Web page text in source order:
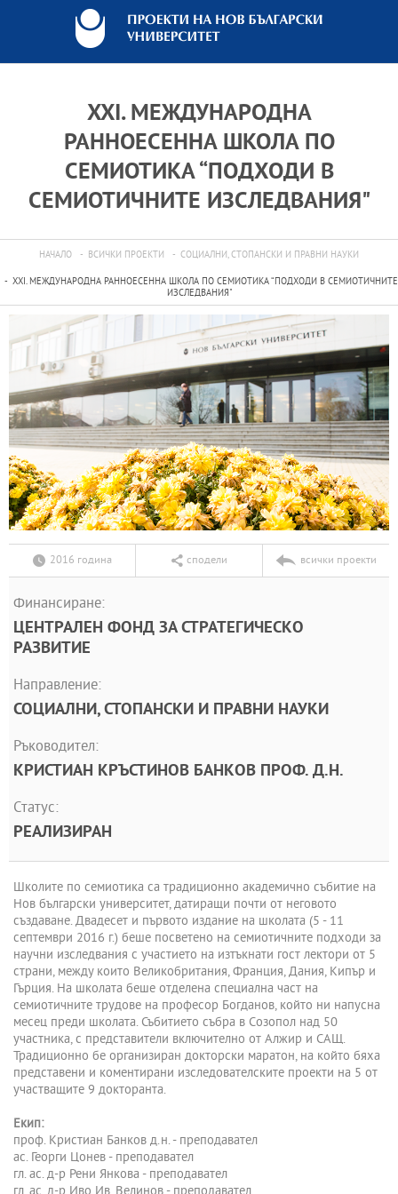
XXI. МЕЖДУНАРОДНА
РАННОЕСЕННА ШКОЛА ПО
СЕМИОТИКА “ПОДХОДИ В
СЕМИОТИЧНИТЕ ИЗСЛЕДВАНИЯ"
НАЧАЛО ВСИЧКИ ПРОЕКТИ СОЦИАЛНИ, СТОПАНСКИ И ПРАВНИ НАУКИ
XXI. МЕЖДУНАРОДНА РАННОЕСЕННА ШКОЛА ПО СЕМИОТИКА “ПОДХОДИ В СЕМИОТИЧНИТЕ
ИЗСЛЕДВАНИЯ"
2016 година сподели всички проекти
Финансиране:
ЦЕНТРАЛЕН ФОНД ЗА СТРАТЕГИЧЕСКО
РАЗВИТИЕ
Направление:
СОЦИАЛНИ, СТОПАНСКИ И ПРАВНИ НАУКИ
Ръководител:
КРИСТИАН КРЪСТИНОВ БАНКОВ ПРОФ. Д.Н.
Статус:
РЕАЛИЗИРАН
Школите по семиотика са традиционно академично събитие на
Нов български университет, датиращи почти от неговото
създаване. Двадесет и първото издание на школата (5 - 11
септември 2016 г.) беше посветено на семиотичните подходи за
научни изследвания с участието на изтъкнати гост лектори от 5
страни, между които Великобритания, Франция, Дания, Кипър и
Гърция. На школата беше отделена специална част на
семиотичните трудове на професор Богданов, който ни напусна
месец преди школата. Събитието събра в Созопол над 50
участника, с представители включително от Алжир и САЩ.
Традиционно бе организиран докторски маратон, на който бяха
представени и коментирани изследователските проекти на 5 от
участващите 9 докторанта.
Екип:
проф. Кристиан Банков д.н. - преподавател
ас. Георги Цонев - преподавател
гл. ас. д-р Рени Янкова - преподавател